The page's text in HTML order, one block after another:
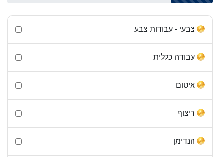
צבעי - עבודות צבע
עבודה כללית
איטום
ריצוף
הנדימן